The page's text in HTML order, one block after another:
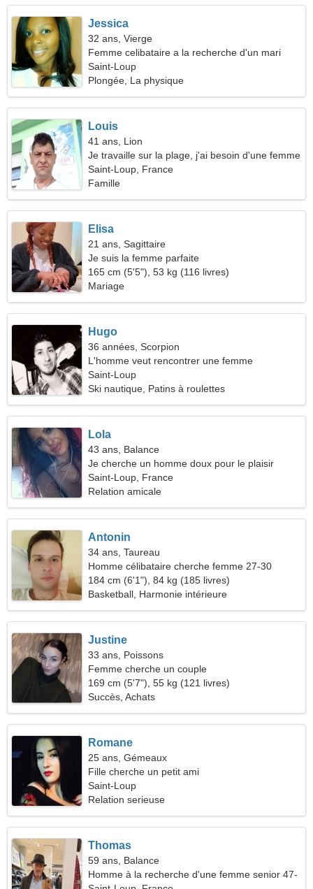
Jessica
32 ans, Vierge
Femme celibataire a la recherche d'un mari
Saint-Loup
Plongée, La physique
Louis
41 ans, Lion
Je travaille sur la plage, j'ai besoin d'une femme
gracieuse
Saint-Loup, France
Famille
Elisa
21 ans, Sagittaire
Je suis la femme parfaite
165 cm (5'5"), 53 kg (116 livres)
Mariage
Hugo
36 années, Scorpion
L'homme veut rencontrer une femme
Saint-Loup
Ski nautique, Patins à roulettes
Lola
43 ans, Balance
Je cherche un homme doux pour le plaisir
Saint-Loup, France
Relation amicale
Antonin
34 ans, Taureau
Homme célibataire cherche femme 27-30
184 cm (6'1"), 84 kg (185 livres)
Basketball, Harmonie intérieure
Justine
33 ans, Poissons
Femme cherche un couple
169 cm (5'7"), 55 kg (121 livres)
Succès, Achats
Romane
25 ans, Gémeaux
Fille cherche un petit ami
Saint-Loup
Relation serieuse
Thomas
59 ans, Balance
Homme à la recherche d'une femme senior 47-